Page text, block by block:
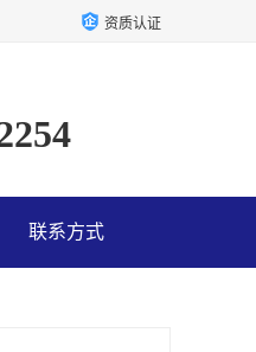
资质认证
联系方式